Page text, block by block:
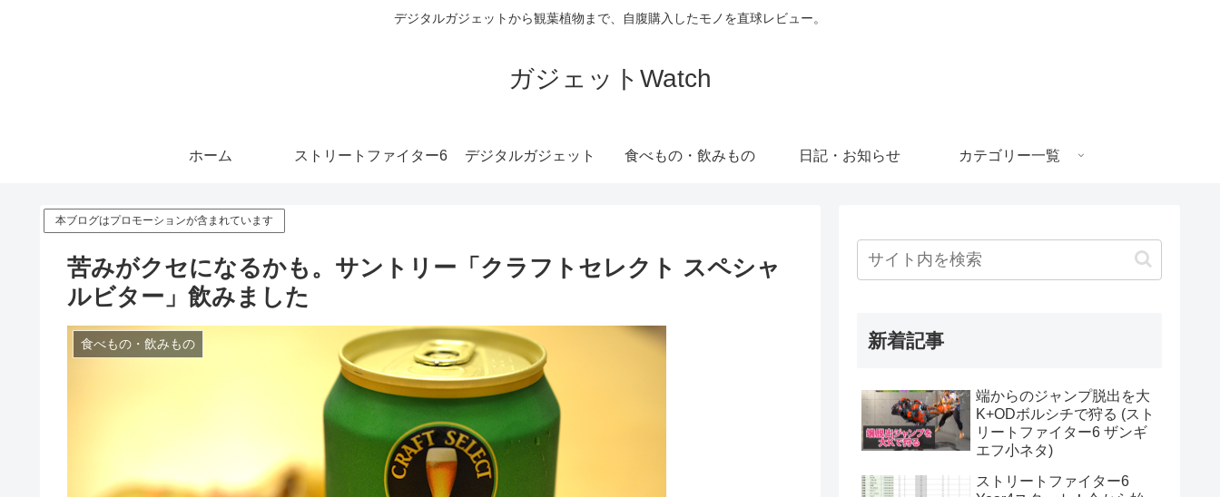
デジタルガジェットから観葉植物まで、自腹購入したモノを直球レビュー。
ガジェットWatch
ホーム ストリートファイター6 デジタルガジェット 食べもの・飲みもの 日記・お知らせ カテゴリー一覧
本ブログはプロモーションが含まれています
苦みがクセになるかも。サントリー「クラフトセレクト スペシャ
ルビター」飲みました
食べもの・飲みもの 新着記事
端からのジャンプ脱出を大
K+ODボルシチで狩る (スト
リートファイター6 ザンギ
エフ小ネタ)
ストリートファイター6